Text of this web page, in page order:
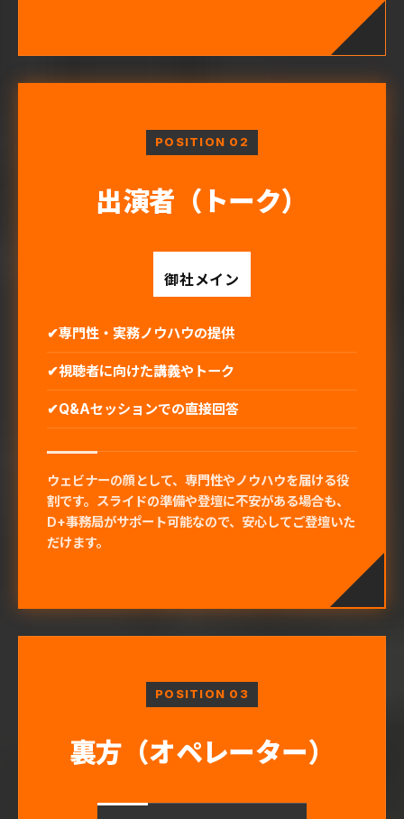
POSITION 02
出演者 （トーク）
御社メイン
専門性・実務ノウハウの提供
視聴者に向けた講義やトーク
Q&Aセッションでの直接回答
ウェビナーの顔として、専門性やノウハウを届ける役
割です。スライドの準備や登壇に不安がある場合も、
D+事務局がサポート可能なので、安心してご登壇いた
だけます。
POSITION 03
裏方 （オペレーター）